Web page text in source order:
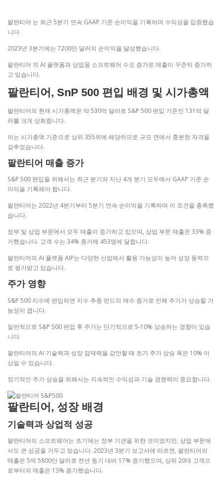
팔란티어 는 최근 5분기 연속 GAAP 기준 순이익을 기록하며 수익성을 입증했습
니다.
2023년 3분기에는 7200만 달러의 순이익을 달성했습니다.
팔란티어 의 AI 플랫폼과 상업용 소프트웨어 수요 증가로 매출이 꾸준히 증가하
고 있습니다.
팔란티어, SnP 500 편입 배경 및 시가총액
팔란티어의 현재 시가총액은 약 530억 달러로 S&P 500 편입 기준인 131억 달
러를 크게 상회합니다.
이는 시가총액 기준으로 상위 355위에 해당하므로 규모 면에서 충분한 자격을
갖추었습니다.
팔란티어 매출 증가
S&P 500 편입을 위해서는 최근 분기와 지난 4개 분기 모두에서 GAAP 기준 순
이익을 기록해야 합니다.
팔란티어는 2022년 4분기부터 5분기 연속 순이익을 기록하며 이 조건을 충족했
습니다.
정부 및 상업 부문에서 모두 매출이 증가하고 있으며, 상업 부문 매출은 33% 증
가했습니다. 고객 수는 34% 증가해 453명에 달합니다.
팔란티어의 AI 플랫폼 AIP는 다양한 산업에서 활용 가능성이 높아 성장 동력으
로 평가받고 있습니다.
주가 영향
S&P 500 지수에 편입되면 지수 추종 펀드의 매수 증가로 인해 주가가 상승할 가
능성이 큽니다.
일반적으로 S&P 500 편입 후 주가는 단기적으로 5-10% 상승하는 경향이 있습
니다​.
팔란티어의 AI 기술력과 성장 잠재력을 감안할 때 초기 주가 상승 폭은 10% 이
상일 수 있습니다.
장기적인 주가 상승을 위해서는 지속적인 수익성과 기술 경쟁력이 중요합니다.
팔란티어, 성장 배경
기술력과 상업적 성공
팔란티어의 소프트웨어는 초기에는 정부 기관을 위한 것이었지만, 상업 부문에
서도 큰 성공을 거두고 있습니다. 2023년 3분기 보고서에 따르면, 팔란티어의
매출은 5억 5800만 달러로 전년 동기 대비 17% 증가했으며, 상위 20대 고객으
로부터의 매출은 13% 증가했습니다.